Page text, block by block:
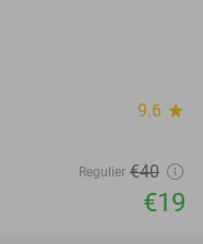
9.6 star
Regulier €40
€19